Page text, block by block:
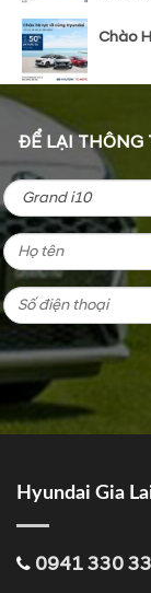
Chào
ĐỂ LẠI THÔNG
Hyundai Gia
0941 330